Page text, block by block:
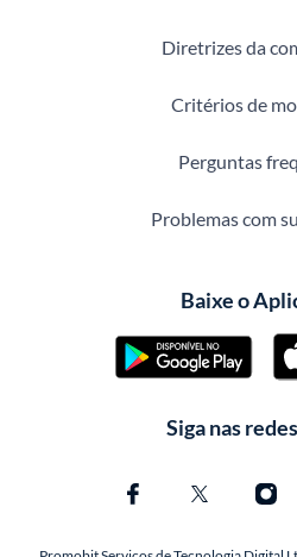
Diretrizes da
Critérios de
Perguntas
Problemas com
Baixe o
Siga nas